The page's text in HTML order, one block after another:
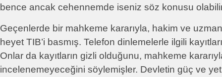
bence ancak cehennemde iseniz söz konusu
Geçenlerde bir mahkeme kararıyla, hakim ve
heyet TIB’i basmış. Telefon dinlemelerle ilgili
Onlar da kayıtların gizli olduğunu, mahkeme
incelenemeyeceğini söylemişler. Devletin güç ve